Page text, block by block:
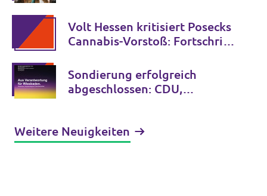
Volt Hessen kritisiert Posecks
Cannabis-Vorstoß: Fortschritt
gescheiterten Verbotspolitik
Sondierung erfolgreich
abgeschlossen: CDU,
Koalitionsverhandlungen auf
Weitere Neuigkeiten